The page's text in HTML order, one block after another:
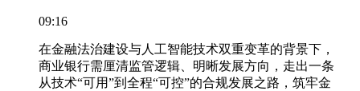
09:16
在金融法治建设与人工智能技术双重变革的背景下，
商业银行需厘清监管逻辑、明晰发展方向，走出一条
从技术“可用”到全程“可控”的合规发展之路，筑牢金